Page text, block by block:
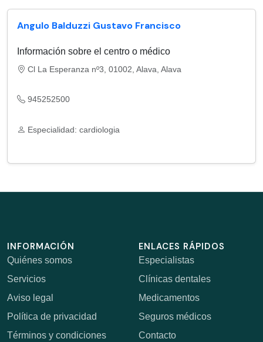
Angulo Balduzzi Gustavo Francisco
Información sobre el centro o médico
Cl La Esperanza nº3, 01002, Alava, Alava
945252500
Especialidad: cardiologia
INFORMACIÓN
Quiénes somos
Servicios
Aviso legal
Política de privacidad
Términos y condiciones
ENLACES RÁPIDOS
Especialistas
Clínicas dentales
Medicamentos
Seguros médicos
Contacto